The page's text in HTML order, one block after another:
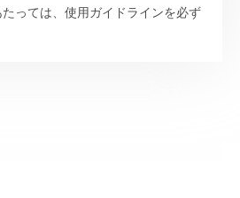
っては、使用ガイドラインを必ず